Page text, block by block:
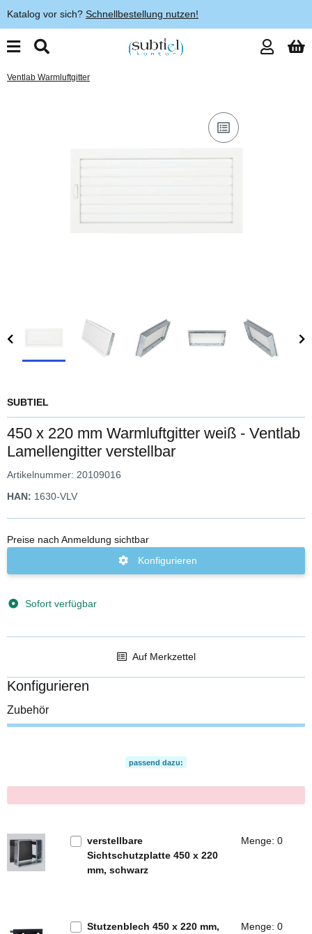
Katalog vor sich? Schnellbestellung nutzen!
Ventlab Warmluftgitter
SUBTIEL
450 x 220 mm Warmluftgitter weiß - Ventlab
Lamellengitter verstellbar
Artikelnummer: 20109016
HAN: 1630-VLV
Preise nach Anmeldung sichtbar
Konfigurieren
Sofort verfügbar
Auf Merkzettel
Konfigurieren
Zubehör
passend dazu:
verstellbare
Sichtschutzplatte 450 x 220
mm, schwarz
Menge: 0
Stutzenblech 450 x 220 mm,
Menge: 0